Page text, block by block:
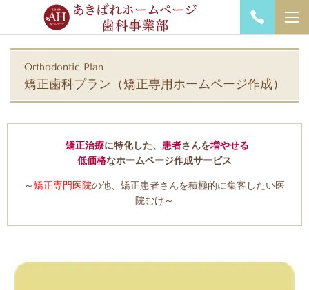
Orthodontic Plan
矯正歯科プラン （矯正専用ホームページ作成）
矯正治療に特化した、 患者さんを増やせる
低価格なホームページ作成サービス
～矯正専門医院の他、矯正患者さんを積極的に集客したい医
院むけ～